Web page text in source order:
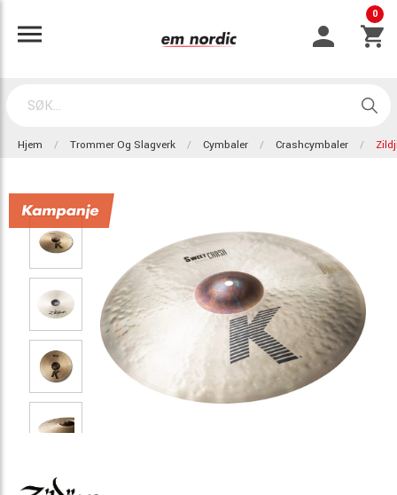
0
Hjem Trommer Og Slagverk Cymbaler Crashcymbaler